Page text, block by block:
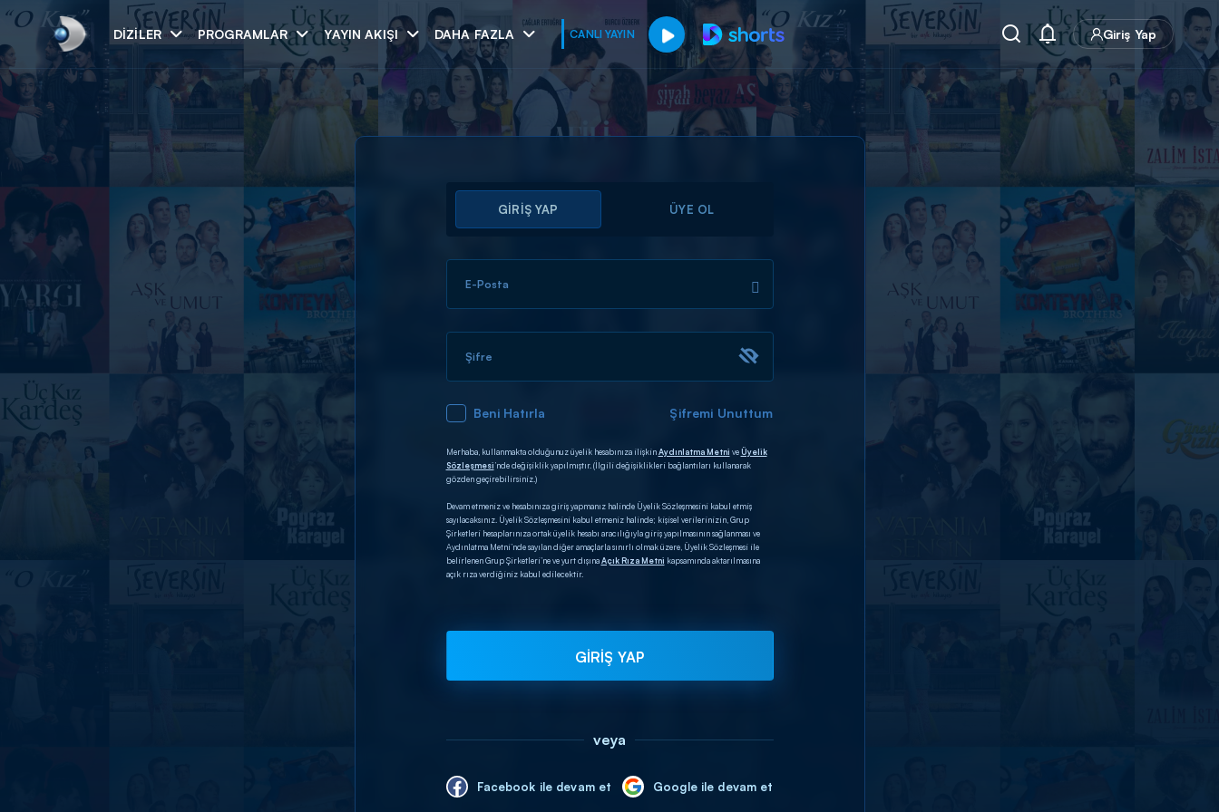
DIZILER PROGRAMLAR YAYIN AKIŞI DAHA FAZLA CANLI YAYIN Giriş Yap
Arama
ARAMA SONUÇLARI
GİRİŞ YAP ÜYE OL
E-Posta
Şifre
Beni Hatırla Şifremi Unuttum
Merhaba, kullanmakta olduğunuz üyelik hesabınıza ilişkinAydınlatma Metni veÜyelik
Sözleşmesi’nde değişiklik yapılmıştır. (İlgili değişiklikleri bağlantıları kullanarak
gözden geçirebilirsiniz.)
Devam etmeniz ve hesabınıza giriş yapmanız halinde Üyelik Sözleşmesini kabul etmiş
sayılacaksınız. Üyelik Sözleşmesini kabul etmeniz halinde; kişisel verilerinizin, Grup
Şirketleri hesaplarınıza ortak üyelik hesabı aracılığıyla giriş yapılmasının sağlanması ve
Aydınlatma Metni’nde sayılan diğer amaçlarla sınırlı olmak üzere, Üyelik Sözleşmesi ile
belirlenen Grup Şirketleri’ne ve yurt dışınaAçık Rıza Metni kapsamında aktarılmasına
açık rıza verdiğiniz kabul edilecektir.
GİRİŞ YAP
veya
Facebook ile devam et Google ile devam et